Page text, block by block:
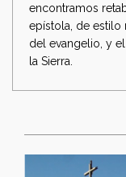
encontramos
epístola, de estilo
del evangelio, y
la Sierra.